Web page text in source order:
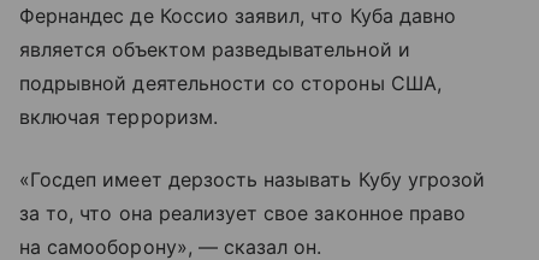
Фернандес де Коссио заявил, что Куба давно
является объектом разведывательной и
подрывной деятельности со стороны США,
включая терроризм.
«Госдеп имеет дерзость называть Кубу угрозой
за то, что она реализует свое законное право
на самооборону», — сказал он.